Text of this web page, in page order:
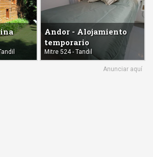
Andor - Alojamiento
temporario
Mitre 524 - Tandil
Anunciar aquí